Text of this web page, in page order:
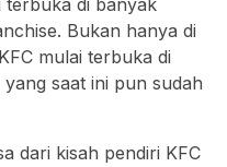
terbuka di banyak
Bukan hanya di
mulai terbuka di
saat ini pun sudah
dari kisah pendiri KFC